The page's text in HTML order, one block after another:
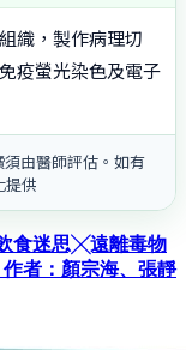
織，製作病理切
疫螢光染色及電子
由醫師評估。如有
提供
食迷思╳遠離毒物
者：顏宗海、張靜